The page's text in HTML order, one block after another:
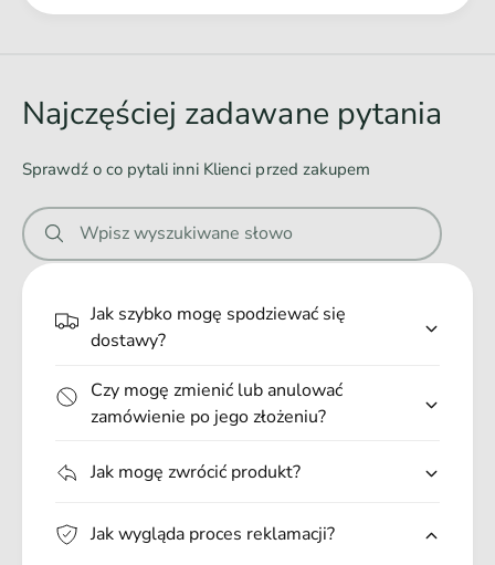
w
i
e
Najczęściej zadawane pytania
Sprawdź o co pytali inni Klienci przed zakupem
Wpisz wyszukiwane słowo
Jak szybko mogę spodziewać się
dostawy?
Czy mogę zmienić lub anulować
zamówienie po jego złożeniu?
Jak mogę zwrócić produkt?
Jak wygląda proces reklamacji?